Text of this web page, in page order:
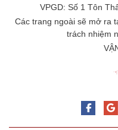
VPGD: Số 1 Tôn
Các trang ngoài sẽ mở ra
trách nhiệm